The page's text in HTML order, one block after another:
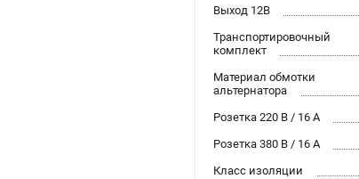
Выход 12В
Транспортировочный
комплект
Материал обмотки
альтернатора
Розетка 220 В / 16 А
Розетка 380 В / 16 А
Класс изоляции